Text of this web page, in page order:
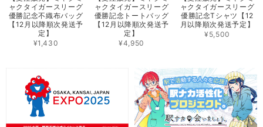
ャクタイガースリーグ
優勝記念不織布バッグ
【12月以降順次発送予
定】
¥1,430
ャクタイガースリーグ
優勝記念トートバッグ
【12月以降順次発送予
定】
¥4,950
ャクタイガースリーグ
優勝記念Tシャツ【12
月以降順次発送予定】
¥5,500